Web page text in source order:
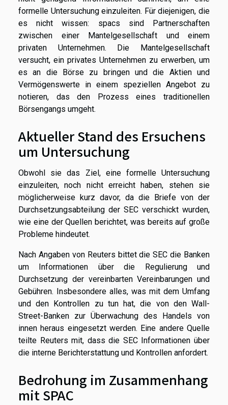
formelle Untersuchung einzuleiten. Für diejenigen, die
es nicht wissen: spacs sind Partnerschaften
zwischen einer Mantelgesellschaft und einem
privaten Unternehmen. Die Mantelgesellschaft
versucht, ein privates Unternehmen zu erwerben, um
es an die Börse zu bringen und die Aktien und
Vermögenswerte in einem speziellen Angebot zu
notieren, das den Prozess eines traditionellen
Börsengangs umgeht.
Aktueller Stand des Ersuchens
um Untersuchung
Obwohl sie das Ziel, eine formelle Untersuchung
einzuleiten, noch nicht erreicht haben, stehen sie
möglicherweise kurz davor, da die Briefe von der
Durchsetzungsabteilung der SEC verschickt wurden,
wie eine der Quellen berichtet, was bereits auf große
Probleme hindeutet.
Nach Angaben von Reuters bittet die SEC die Banken
um Informationen über die Regulierung und
Durchsetzung der vereinbarten Vereinbarungen und
Gebühren. Insbesondere alles, was mit dem Umfang
und den Kontrollen zu tun hat, die von den Wall-
Street-Banken zur Überwachung des Handels von
innen heraus eingesetzt werden. Eine andere Quelle
teilte Reuters mit, dass die SEC Informationen über
die interne Berichterstattung und Kontrollen anfordert.
Bedrohung im Zusammenhang
mit SPAC